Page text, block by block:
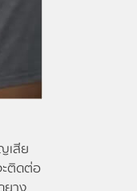
เสีย
ติดต่อ
ยาง